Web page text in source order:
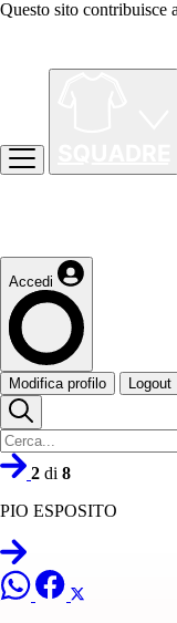
Questo sito contribuisce
Accedi
Modifica profilo Logout
2 di 8
PIO ESPOSITO